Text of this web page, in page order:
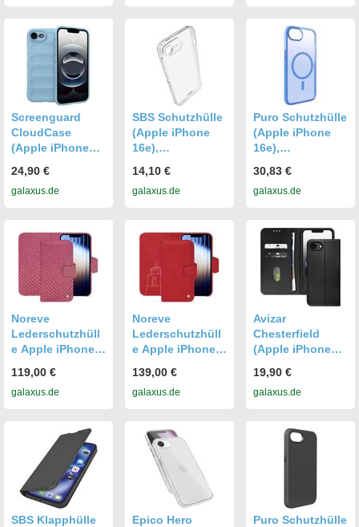
Screenguard
CloudCase
(Apple iPhone
Smartphone
Hülle, Blau
24,90 €
galaxus.de
SBS Schutzhülle
(Apple iPhone
16e),
Hülle,
Transparent
14,10 €
galaxus.de
Puro Schutzhülle
(Apple iPhone
16e),
Hülle, Blau
30,83 €
galaxus.de
Noreve
Lederschutzhüll
e Apple iPhone
iPhone 16e),
Smartphone
119,00 €
galaxus.de
Noreve
Lederschutzhüll
e Apple iPhone
iPhone 16e),
Smartphone
139,00 €
galaxus.de
Avizar
Chesterfield
(Apple iPhone
Smartphone
Hülle, Schwarz
19,90 €
galaxus.de
SBS Klapphülle
Epico Hero
Puro Schutzhülle